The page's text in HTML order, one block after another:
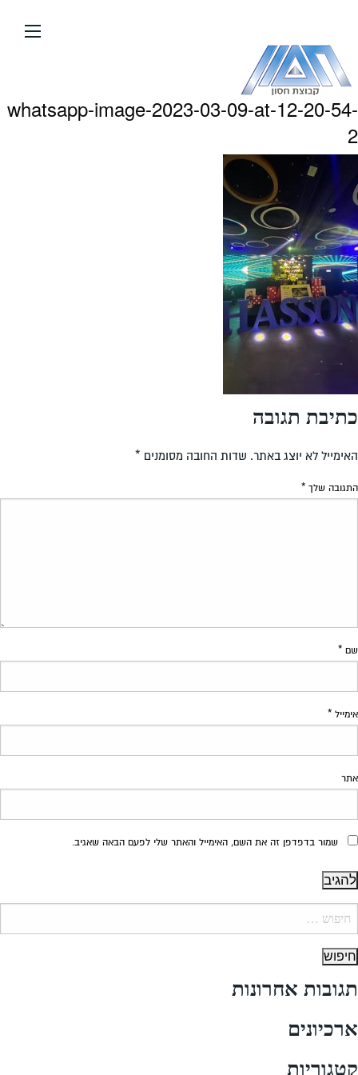
העמוד
whatsapp-image-2023-03-09-at-12-20-54-
2
כתיבת תגובה
האימייל לא יוצג באתר. שדות החובה מסומנים *
התגובה שלך *
שם *
אימייל *
אתר
שמור בדפדפן זה את השם, האימייל והאתר שלי לפעם הבאה שאגיב.
תגובות אחרונות
ארכיונים
קטגוריות